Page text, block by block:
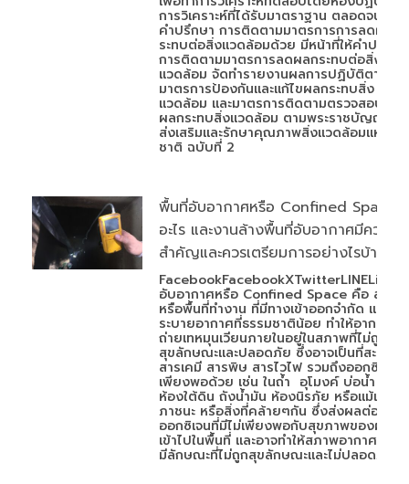
การวิเคราะห์ที่ได้รับมาตราฐาน ตลอดจนให้
คำปรึกษา การติดตามมาตรการการลดผลก
ระทบต่อสิ่งแวดล้อมด้วย มีหน้าที่ให้คำปรึกษา
การติดตามมาตรการลดผลกระทบต่อสิ่ง
แวดล้อม จัดทำรายงานผลการปฏิบัติตาม
มาตรการป้องกันและแก้ไขผลกระทบสิ่ง
แวดล้อม และมาตรการติดตามตรวจสอบ
ผลกระทบสิ่งแวดล้อม ตามพระราชบัญญัติ
ส่งเสริมและรักษาคุณภาพสิ่งแวดล้อมแห่ง
ชาติ ฉบับที่ 2
พื้นที่อับอากาศหรือ Confined Space
อะไร และงานล้างพื้นที่อับอากาศมีความ
สำคัญและควรเตรียมการอย่างไรบ้าง
FacebookFacebookXTwitterLINELine
อับอากาศหรือ Confined Space คือ สถาน
หรือพื้นที่ทำงาน ที่มีทางเข้าออกจำกัด และมีก
ระบายอากาศที่ธรรมชาติน้อย ทำให้อากาศ
ถ่ายเทหมุนเวียนภายในอยู่ในสภาพที่ไม่ถูก
สุขลักษณะและปลอดภัย ซึ่งอาจเป็นที่สะสมข
สารเคมี สารพิษ สารไวไฟ รวมถึงออกซิเจนที่
เพียงพอด้วย เช่น ในถ้ำ อุโมงค์ บ่อน้ำ หลุม
ห้องใต้ดิน ถังน้ำมัน ห้องนิรภัย หรือแม้แต่
ภาชนะ หรือสิ่งที่คล้ายๆกัน ซึ่งส่งผลต่อ
ออกซิเจนที่มีไม่เพียงพอกับสุขภาพของผู้ที่
เข้าไปในพื้นที่ และอาจทำให้สภาพอากาศภาย
มีลักษณะที่ไม่ถูกสุขลักษณะและไม่ปลอดภัย